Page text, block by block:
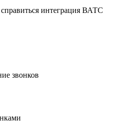
интеграция ВАТС
звонков